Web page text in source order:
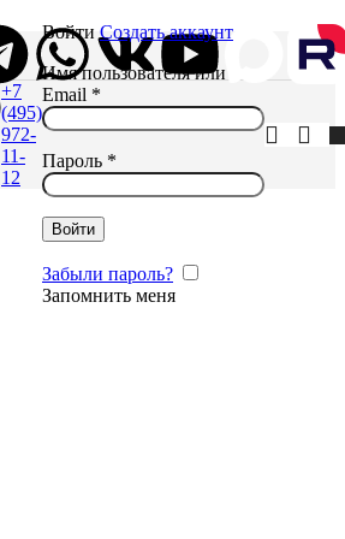
+7
(495)
972-
11-
12
Войти Создать аккаунт
Имя пользователя или
Email *
Пароль *
Войти
Забыли пароль?
Запомнить меня